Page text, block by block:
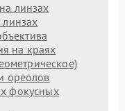
линзах
на краях
ореолов
фокусных